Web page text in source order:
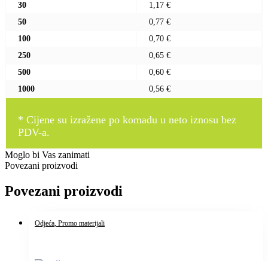
30
1,17 €
50
0,77 €
100
0,70 €
250
0,65 €
500
0,60 €
1000
0,56 €
* Cijene su izražene po komadu u neto iznosu bez
PDV-a.
Moglo bi Vas zanimati
Povezani proizvodi
Povezani proizvodi
Odjeća, Promo materijali